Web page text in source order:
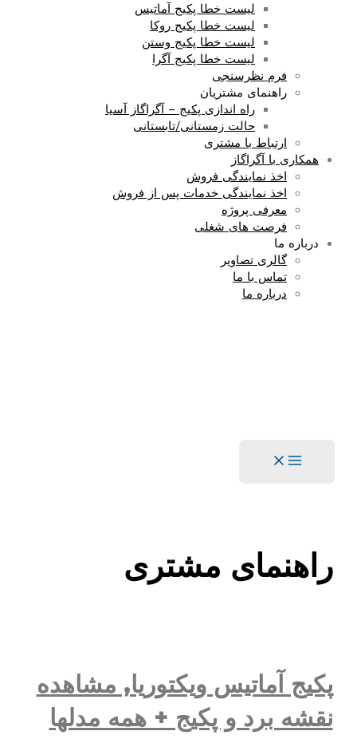
لیست خطا پکیج آماتیس
لیست خطا پکیج روکا
لیست خطا پکیج وستن
لیست خطا پکیج آگرا
فرم نظرسنجی
راهنمای مشتریان
راه اندازی پکیج – آگراگاز آسیا
حالت زمستانی/تابستانی
ارتباط با مشتری
همکاری با آگراگاز
اخذ نمایندگی فروش
اخذ نمایندگی خدمات پس از فروش
معرفی پروژه
فرصت های شغلی
درباره ما
گالری تصاویر
تماس با ما
درباره ما
Main
راهنمای مشتری
پکیج آماتیس ویکتوریا, مشاهده
نقشه برد و پکیج + همه مدلها